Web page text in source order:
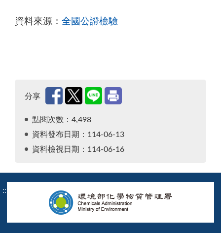
資料來源： 全國公證檢驗
分享
點閱次數：4,498
資料發布日期：114-06-13
資料檢視日期：114-06-16
:::